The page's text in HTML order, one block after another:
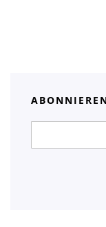
Newsletter: